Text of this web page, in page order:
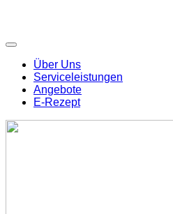
Über Uns
Serviceleistungen
Angebote
E-Rezept